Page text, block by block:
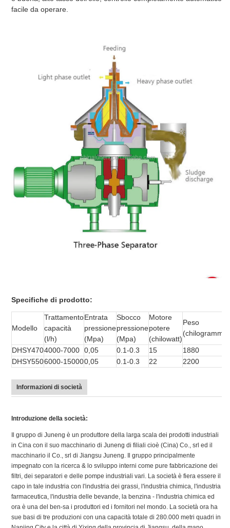
facile da operare.
Specifiche di prodotto:
Modello
Trattamento
capacità
(l/h)
Entrata
pressione
(Mpa)
Sbocco
pressione
(Mpa)
Motore
potere
(chilowatt)
Peso
(chilogrammi)
DHSY4704000-7000 0,05 0.1-0.3 15 1880
DHSY5506000-150000,05 0.1-0.3 22 2200
Informazioni di società
Introduzione della società:
Il gruppo di Juneng è un produttore della larga scala dei prodotti industriali
in Cina con il suo macchinario di Juneng di filiali cioè (Cina) Co., srl ed il
macchinario il Co., srl di Jiangsu Juneng. Il gruppo principalmente
impegnato con la ricerca & lo sviluppo interni come pure fabbricazione dei
filtri, dei separatori e delle pompe industriali vari. La società è fiera essere il
capo in tale industria con l'industria dei grassi, l'industria chimica, l'industria
farmaceutica, l'industria delle bevande, la benzina - l'industria chimica ed
ora è una del ben-sa i produttori ed i fornitori nel mondo. La società ora ha
sue basi di tre produzioni con una capacità totale di 280.000 metri quadri in